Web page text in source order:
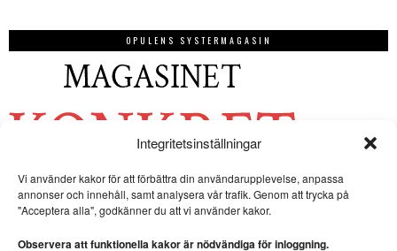
Integritetsinställningar
Vi använder kakor för att förbättra din användarupplevelse, anpassa
annonser och innehåll, samt analysera vår trafik. Genom att trycka på
"Acceptera alla", godkänner du att vi använder kakor.
Observera att funktionella kakor är nödvändiga för inloggning.
OPULENS SYSTERMAGASIN